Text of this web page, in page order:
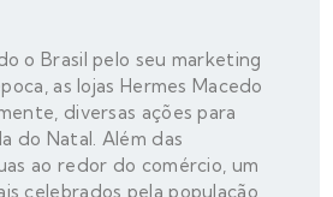
o Brasil pelo seu marketing
as lojas Hermes Macedo
diversas ações para
do Natal. Além das
ao redor do comércio, um
celebrados pela população